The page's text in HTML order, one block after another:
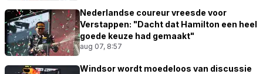
Nederlandse coureur vreesde voor
Verstappen: "Dacht dat Hamilton een heel
goede keuze had gemaakt"
aug 07, 8:57
Windsor wordt moedeloos van discussie